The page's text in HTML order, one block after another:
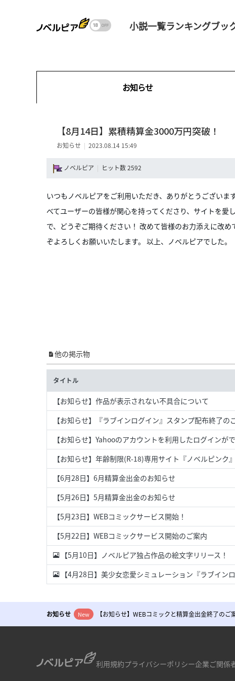
小説一覧ランキングブッ
お知らせ
【8月14日】累積精算金3000万円突破！
お知らせ | 2023.08.14 15:49
ノベルピア | ヒット数 2592
いつもノベルピアをご利用いただき、ありがとうございます
べてユーザーの皆様が関心を持ってくださり、サイトを
で、どうぞご期待ください！ 改めて皆様のお力添えに改
ぞよろしくお願いいたします。 以上、ノベルピアでした。
他の掲示物
タイトル
【お知らせ】作品が表示されない不具合について
【お知らせ】『ラブインログイン』スタンプ配布終了の
【お知らせ】Yahooのアカウントを利用したログインが
【お知らせ】年齢制限(R-18)専用サイト『ノベルピンク
【6月28日】6月精算金出金のお知らせ
【5月26日】5月精算金出金のお知らせ
【5月23日】WEBコミックサービス開始！
【5月22日】WEBコミックサービス開始のご案内
【5月10日】ノベルピア独占作品の絵文字リリース！
【4月28日】美少女恋愛シミュレーション『ラブイン
お知らせ New 【お知らせ】WEBコミックと精算金出金終了のご
利用規約プライバシーポリシー企業ご関係